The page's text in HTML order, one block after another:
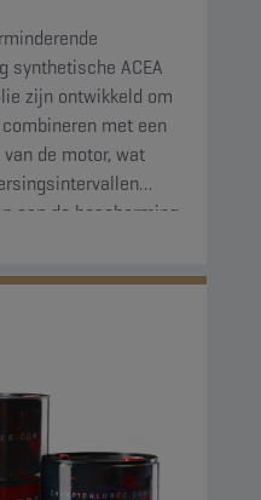
synthetische ACEA
zijn ontwikkeld om
met een
de motor, wat
aan de bescherming